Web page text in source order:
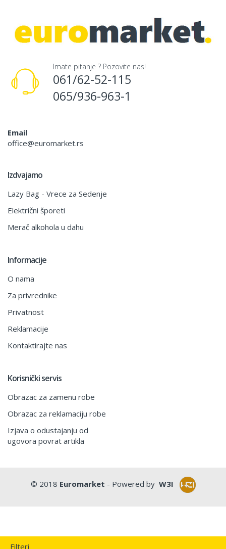
Filteri
Imate pitanje ? Pozovite nas!
061/62-52-115
065/936-963-1
Email
office@euromarket.rs
Izdvajamo
Lazy Bag - Vrece za Sedenje
Električni šporeti
Merač alkohola u dahu
Informacije
O nama
Za privrednike
Privatnost
Reklamacije
Kontaktirajte nas
Korisnički servis
Obrazac za zamenu robe
Obrazac za reklamaciju robe
Izjava o odustajanju od
ugovora povrat artikla
© 2018 Euromarket - Powered by W3I